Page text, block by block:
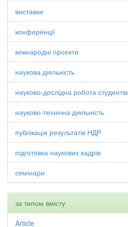
виставки
конференції
міжнародні проекти
наукова діяльність
науково-дослідна робота студентів
науково-технічна діяльність
публікація результатів НДР
підготовка наукових кадрів
семінари
за типом вмісту
Article